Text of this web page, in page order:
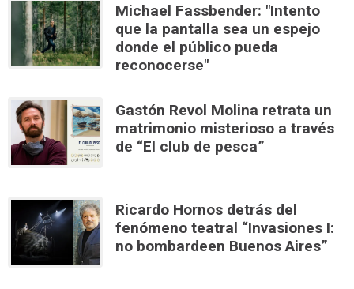
Michael Fassbender: "Intento
que la pantalla sea un espejo
donde el público pueda
reconocerse"
Gastón Revol Molina retrata un
matrimonio misterioso a través
de “El club de pesca”
Ricardo Hornos detrás del
fenómeno teatral “Invasiones I:
no bombardeen Buenos Aires”